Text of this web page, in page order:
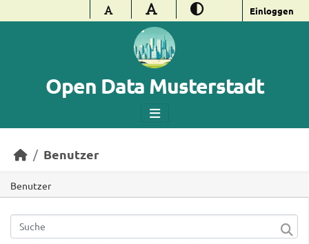
Überspringen zum Hauptinhalt Einloggen
Open Data Musterstadt
Benutzer
Benutzer